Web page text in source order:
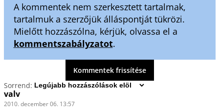
A kommentek nem szerkesztett tartalmak,
tartalmuk a szerzőjük álláspontját tükrözi.
Mielőtt hozzászólna, kérjük, olvassa el a
kommentszabályzatot.
Kommentek frissítése
Sorrend:
valv
2010. december 06. 13:57